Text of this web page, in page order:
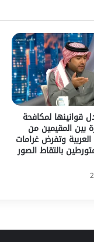
قوانينها لمكافحة
بين المقيمين من
وتفرض غرامات
بالتقاط الصور